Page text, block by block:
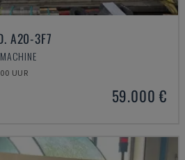
A20-3F7
UUR
59.000 €